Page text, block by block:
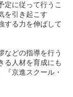
定に従って行うこ
を引き起こす
する力を伸ばして
などの指導を行う
る人材を育成にも
『京進スクール・